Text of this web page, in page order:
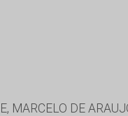
MARCELO DE